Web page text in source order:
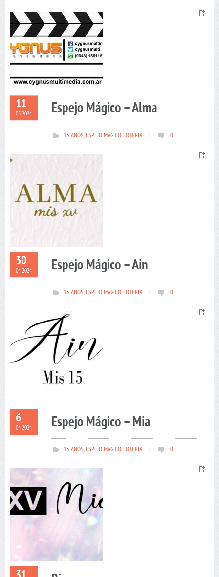
11
05 2024 Espejo Mágico – Alma
15 AÑOS,ESPEJO MAGICO,FOTERIX 0
30
04 2024 Espejo Mágico – Ain
15 AÑOS,ESPEJO MAGICO,FOTERIX 0
6
04 2024 Espejo Mágico – Mia
15 AÑOS,ESPEJO MAGICO,FOTERIX 0